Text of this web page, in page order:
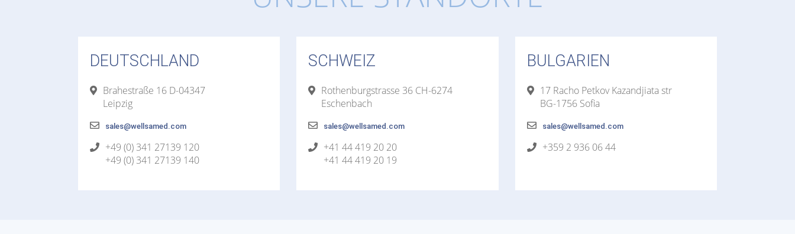
DEUTSCHLAND
Brahestraße 16 D-04347
Leipzig
sales@wellsamed.com
+49 (0) 341 27139 120
+49 (0) 341 27139 140
SCHWEIZ
Rothenburgstrasse 36 CH-6274
Eschenbach
sales@wellsamed.com
+41 44 419 20 20
+41 44 419 20 19
BULGARIEN
17 Racho Petkov Kazandjiata str
BG-1756 Sofia
sales@wellsamed.com
+359 2 936 06 44